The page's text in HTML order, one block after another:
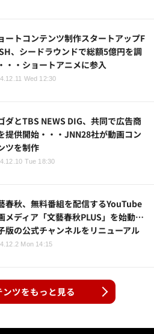
ートコンテンツ制作スタートアップF
、シードラウンドで総額5億円を調
・・ショートアニメに参入
Wed 12:30
ダとTBS NEWS DIG、共同で広告商
提供開始・・・JNN28社が動画コン
ツを制作
Tue 18:30
春秋、無料番組を配信するYouTube
メディア「文藝春秋PLUS」を始動…
版の公式チャンネルをリニューアル
Mon 14:15
ツをもっと見る